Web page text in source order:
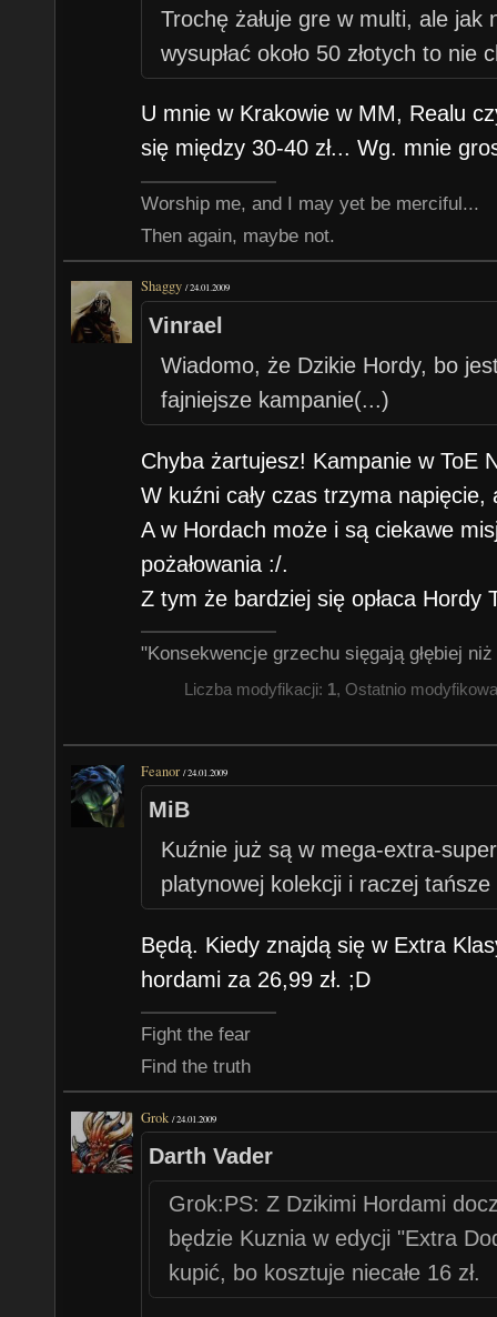
Trochę żałuje gre w multi, ale jak
wysupłać około 50 złotych to nie
U mnie w Krakowie w MM, Realu
się między 30-40 zł... Wg. mnie
Worship me, and I may yet be merciful...
Then again, maybe not.
Shaggy /24.01.2009
Vinrael
Wiadomo, że Dzikie Hordy, bo
fajniejsze kampanie(...)
Chyba żartujesz! Kampanie w ToE
W kuźni cały czas trzyma
A w Hordach może i są ciekawe
pożałowania :/.
Z tym że bardziej się opłaca Hordy
"Konsekwencje grzechu sięgają głębiej
Liczba modyfikacji: 1, Ostatnio
Feanor /24.01.2009
MiB
Kuźnie już są w mega-extra-
platynowej kolekcji i raczej
Będą. Kiedy znajdą się w Extra
hordami za 26,99 zł. ;D
Fight the fear
Find the truth
Grok /24.01.2009
Darth Vader
Grok:PS: Z Dzikimi Hordami
będzie Kuznia w edycji "Extra
kupić, bo kosztuje niecałe 16 zł.